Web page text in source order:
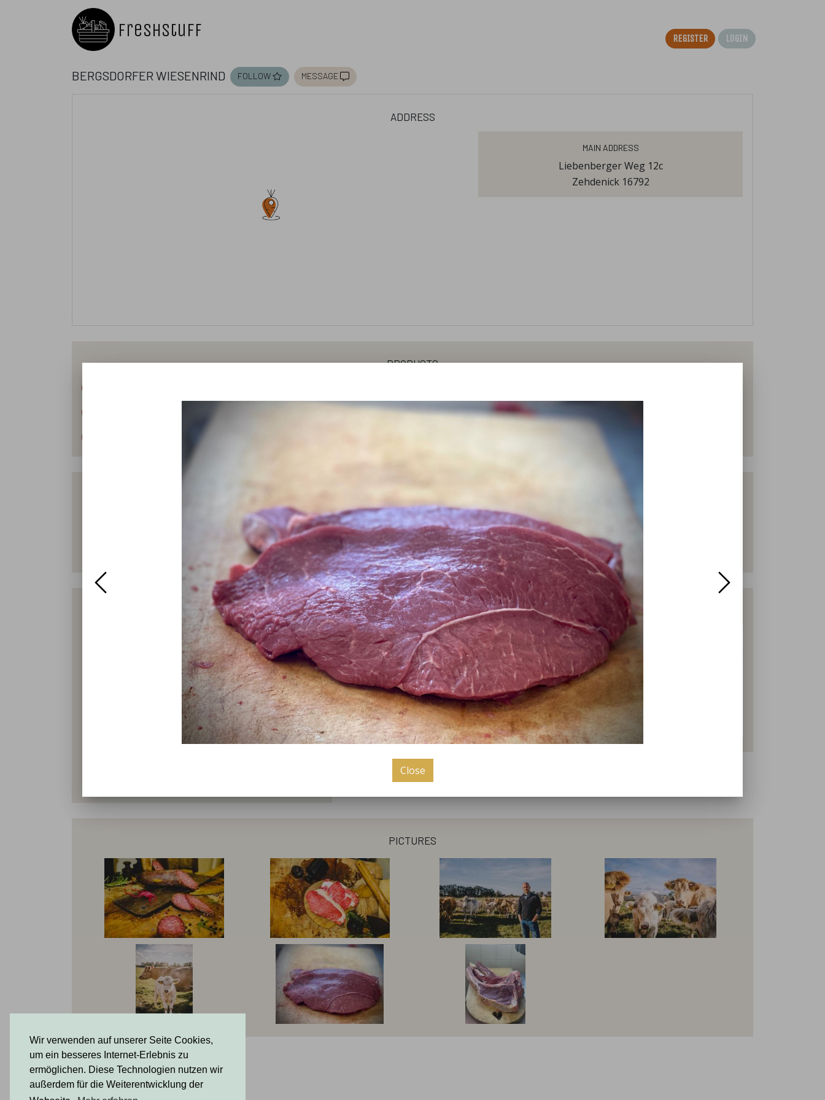
Wir verwenden auf unserer Seite Cookies,
um ein besseres Internet-Erlebnis zu
ermöglichen. Diese Technologien nutzen wir
außerdem für die Weiterentwicklung der
Freshstuff Register Login
Bergsdorfer Wiesenrind follow message
address
Main Address
Liebenberger Weg 12c
Zehdenick 16792
products
Rinder - Bierschinken Rinder - Knacker Rinder - Salami Rinder - Schnitzel
welcome
Die Marke „Bergsdorfer Wiesenrind“ steht für Fleisch und Wurst ausschließlich vom Rind aus Bergsdorf. Alle Tiere stammen aus unserem
Betrieb, wo sie im Herdenverband auf unseren Wiesen aufwachsen. Unsere eigene Schlachtung und Verarbeitung garantiert kurze Wege für
die Tiere und eine regionale Wertschöpfung. Mehr unter www.wiesenrind.de
our hours
Tuesday
09:00 - 16:00
Wednesday
09:00 - 16:00
Thursday
09:00 - 16:00
news
Bergsdorfer Wiesenrind
6 years ago
folgt uns!
Folgt uns auf Instagram und facebook @wiesenrind
pictures
Close